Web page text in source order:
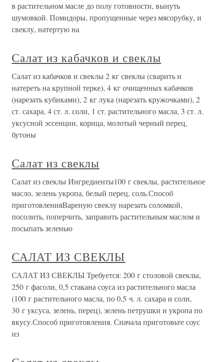
в растительном масле до полу готовности, вынуть
шумовкой. Помидоры, пропущенные через мясорубку, и
свеклу, натертую на
Салат из кабачков и свеклы
Салат из кабачков и свеклы 2 кг свеклы (сварить и
натереть на крупной терке), 4 кг очищенных кабачков
(нарезать кубиками), 2 кг лука (нарезать кружочками), 2
ст. сахара, 4 ст. л. соли, 1 ст. растительного масла, 3 ст. л.
уксусной эссенции, корица, молотый черный перец,
бутоны
Салат из свеклы
Салат из свеклы Ингредиенты100 г свеклы, растительное
масло, зелень укропа, белый перец, соль.Способ
приготовленияВареную свеклу нарезать соломкой,
посолить, поперчить, заправить растительным маслом и
посыпать зеленью
САЛАТ ИЗ СВЕКЛЫ
САЛАТ ИЗ СВЕКЛЫ Требуется: 200 г столовой свеклы,
250 г фасоли, 0,5 стакана соуса из растительного масла
(100 г растительного масла, по 0,5 ч. л. сахара и соли,
30 г уксуса, зелень, перец), зелень петрушки и укропа по
вкусу.Способ приготовления. Сначала приготовьте соус
из